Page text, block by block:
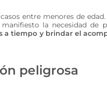
entre menores de
la necesidad de
a tiempo y brindar el
peligrosa